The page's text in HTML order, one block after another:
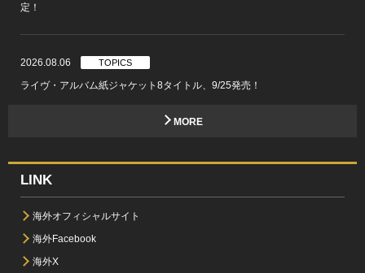
定！
2026.08.06 TOPICS
ライヴ・アルバム紙ジャケット8タイトル、9/25発売！
MORE
LINK
海外オフィシャルサイト
海外Facebook
海外X